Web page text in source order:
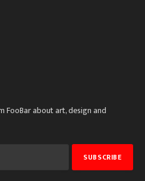
FooBar about art, design and